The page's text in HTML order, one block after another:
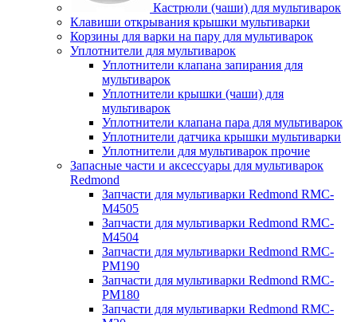
Кастрюли (чаши) для мультиварок
Клавиши открывания крышки мультиварки
Корзины для варки на пару для мультиварок
Уплотнители для мультиварок
Уплотнители клапана запирания для
мультиварок
Уплотнители крышки (чаши) для
мультиварок
Уплотнители клапана пара для мультиварок
Уплотнители датчика крышки мультиварки
Уплотнители для мультиварок прочие
Запасные части и аксессуары для мультиварок
Redmond
Запчасти для мультиварки Redmond RMC-
M4505
Запчасти для мультиварки Redmond RMC-
M4504
Запчасти для мультиварки Redmond RMC-
PM190
Запчасти для мультиварки Redmond RMC-
PM180
Запчасти для мультиварки Redmond RMC-